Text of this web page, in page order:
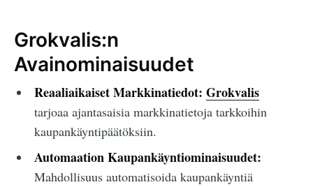
Grokvalis:n
Avainominaisuudet
Reaaliaikaiset Markkinatiedot: Grokvalis
tarjoaa ajantasaisia markkinatietoja tarkkoihin
kaupankäyntipäätöksiin.
Automaation Kaupankäyntiominaisuudet:
Mahdollisuus automatisoida kaupankäyntiä